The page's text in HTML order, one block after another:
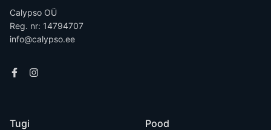
Calypso OÜ
Reg. nr: 14794707
info@calypso.ee
Tugi Pood